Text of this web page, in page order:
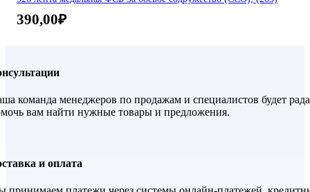
390,00₽
команда менеджеров по продажам и специалистов будет рада
вам найти нужные товары и предложения.
и оплата